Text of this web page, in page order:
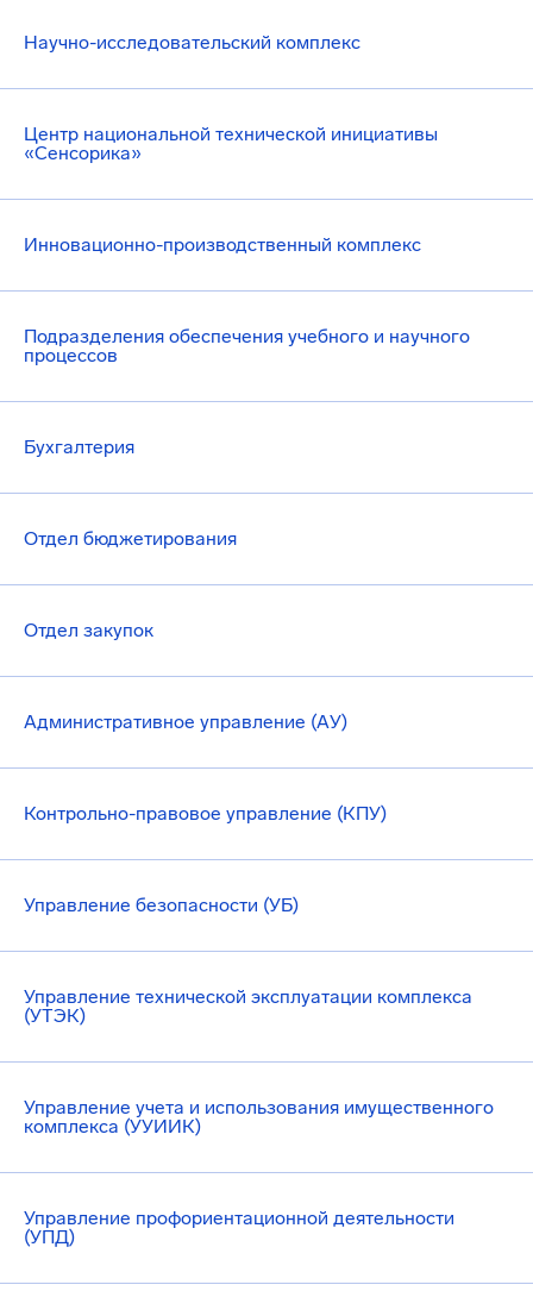
Научно-исследовательский комплекс
Центр национальной технической инициативы
«Сенсорика»
Инновационно-производственный комплекс
Подразделения обеспечения учебного и научного
процессов
Бухгалтерия
Отдел бюджетирования
Отдел закупок
Административное управление (АУ)
Контрольно-правовое управление (КПУ)
Управление безопасности (УБ)
Управление технической эксплуатации комплекса
(УТЭК)
Управление учета и использования имущественного
комплекса (УУИИК)
Управление профориентационной деятельности
(УПД)